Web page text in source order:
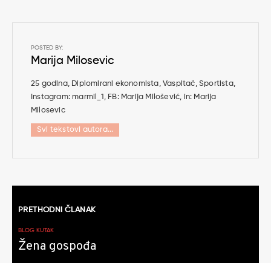
POSTED BY:
Marija Milosevic
25 godina, Diplomirani ekonomista, Vaspitač, Sportista,
Instagram: marmil_1, FB: Marija Milošević, in: Marija
Milosevic
Svi tekstovi autora...
članaka
PRETHODNI ČLANAK
BLOG KUTAK
Žena gospođa